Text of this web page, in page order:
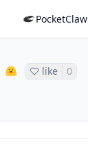
PocketClaw
like 0